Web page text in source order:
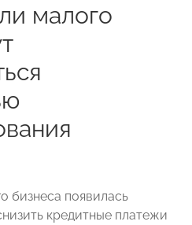
малого
бизнеса появилась
кредитные платежи